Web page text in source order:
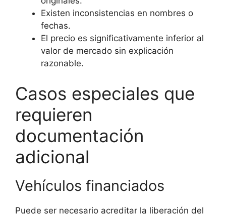
Existen inconsistencias en nombres o
fechas.
El precio es significativamente inferior al
valor de mercado sin explicación
razonable.
Casos especiales que
requieren
documentación
adicional
Vehículos financiados
Puede ser necesario acreditar la liberación del